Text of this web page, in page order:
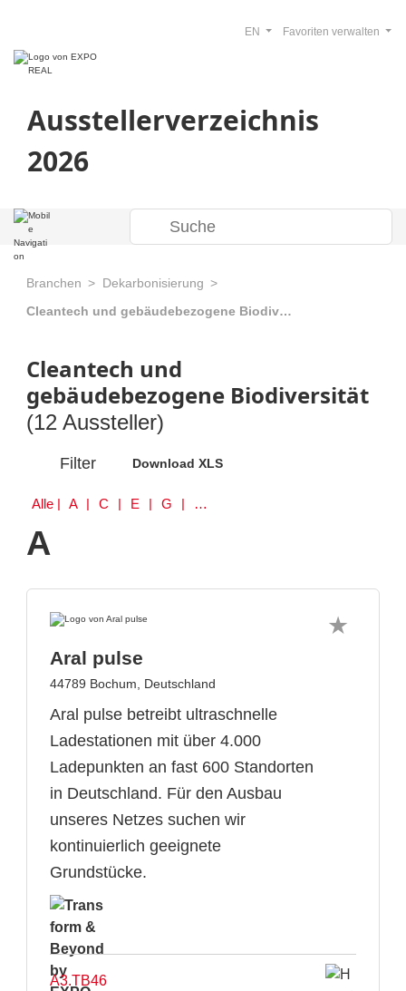
Ausstellerverzeichnis
2026
Favoriten verwalten
EN
Branchen
Dekarbonisierung
Cleantech und gebäudebezogene Biodiversität
Cleantech und
gebäudebezogene Biodiversität
(12 Aussteller)
Filter Download XLS
Alle | A | C | E | G | H | P | S | W
A
Aral pulse
44789 Bochum, Deutschland
Aral pulse betreibt ultraschnelle
Ladestationen mit über 4.000
Ladepunkten an fast 600 Standorten
in Deutschland. Für den Ausbau
unseres Netzes suchen wir
kontinuierlich geeignete
Grundstücke.
A3.TB46